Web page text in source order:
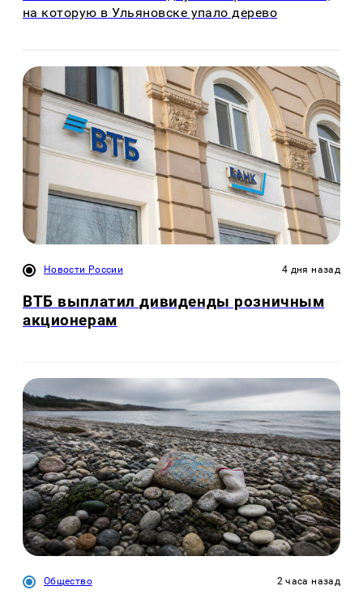
на которую в Ульяновске упало дерево
Новости России 4 дня назад
ВТБ выплатил дивиденды розничным
акционерам
Общество 2 часа назад